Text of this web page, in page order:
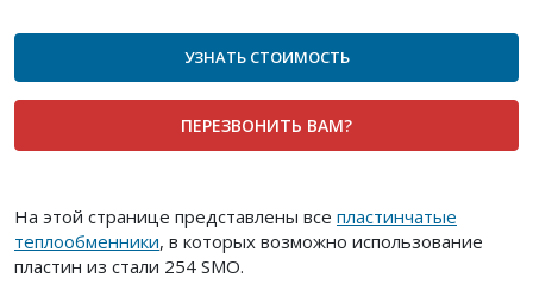
УЗНАТЬ СТОИМОСТЬ
ПЕРЕЗВОНИТЬ ВАМ?
На этой странице представлены все пластинчатые
теплообменники, в которых возможно использование
пластин из стали 254 SMO.